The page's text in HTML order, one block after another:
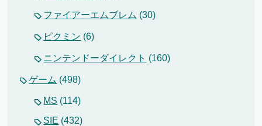
ファイアーエムブレム (30)
ピクミン (6)
ニンテンドーダイレクト (160)
ゲーム (498)
MS (114)
SIE (432)